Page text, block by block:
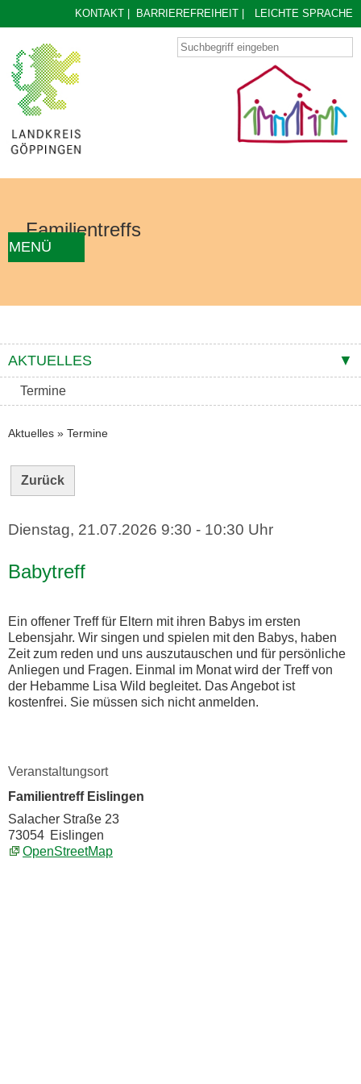
KONTAKT BARRIEREFREIHEIT LEICHTE SPRACHE
MENÜ
KONZEPT KONTAKTE
Familientreffs
AKTUELLES
Termine
Aktuelles » Termine
Zurück
Dienstag, 21.07.2026 9:30 - 10:30 Uhr
Babytreff
Ein offener Treff für Eltern mit ihren Babys im ersten
Lebensjahr. Wir singen und spielen mit den Babys, haben
Zeit zum reden und uns auszutauschen und für persönliche
Anliegen und Fragen. Einmal im Monat wird der Treff von
der Hebamme Lisa Wild begleitet. Das Angebot ist
kostenfrei. Sie müssen sich nicht anmelden.
Veranstaltungsort
Familientreff Eislingen
Salacher Straße 23
73054 Eislingen
OpenStreetMap